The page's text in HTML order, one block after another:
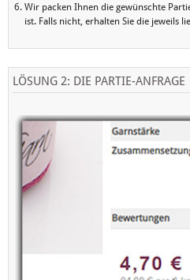
Wir packen Ihnen die gewünschte
ist. Falls nicht, erhalten Sie die jeweils
LÖSUNG 2: DIE PARTIE-ANFRAGE